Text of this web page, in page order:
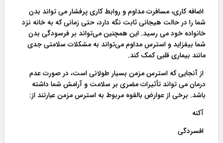
اضافه کاری، مسافرت مداوم و روابط کاری پرفشار می تواند بدن
شما را در حالت هیجانی ثابت نگه دارد، حتی زمانی که به خانه نزد
خانواده خود می رسید. این همچنین می‌تواند بر فرسودگی بدن
شما بیفزاید و استرس مداوم می‌تواند به مشکلات سلامتی جدی
مانند بیماری قلبی کمک کند.
از آنجایی که استرس مزمن بسیار طولانی است، در صورت عدم
درمان می تواند تأثیرات مضری بر سلامت و آرامش شما داشته
باشد. برخی از عوارض بالقوه مربوط به استرس مزمن عبارتند از:
آکنه
افسردگی